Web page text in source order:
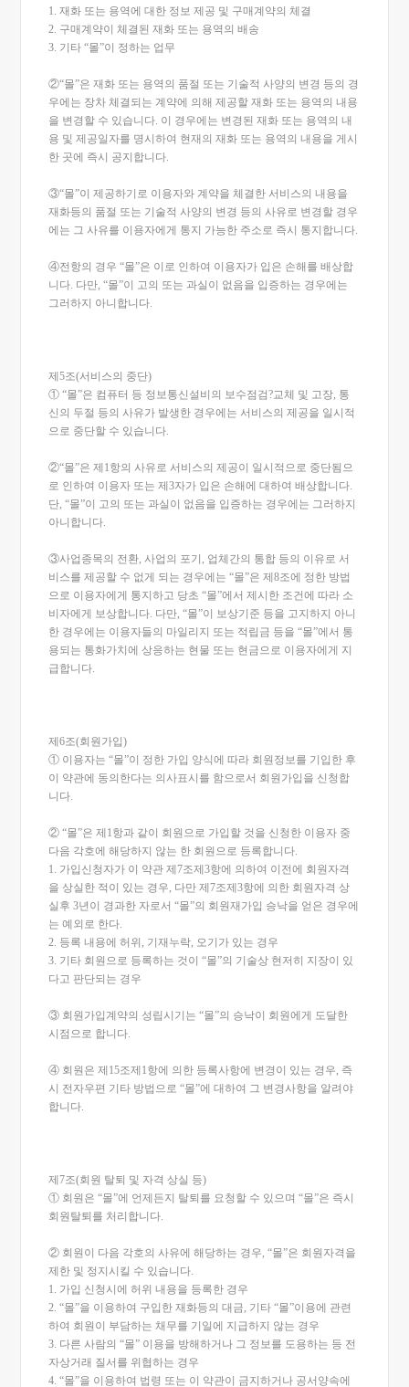
1. 재화 또는 용역에 대한 정보 제공 및 구매계약의 체결
2. 구매계약이 체결된 재화 또는 용역의 배송
3. 기타 “몰”이 정하는 업무
②“몰”은 재화 또는 용역의 품절 또는 기술적 사양의 변경 등의 경
우에는 장차 체결되는 계약에 의해 제공할 재화 또는 용역의 내용
을 변경할 수 있습니다. 이 경우에는 변경된 재화 또는 용역의 내
용 및 제공일자를 명시하여 현재의 재화 또는 용역의 내용을 게시
한 곳에 즉시 공지합니다.
③“몰”이 제공하기로 이용자와 계약을 체결한 서비스의 내용을
재화등의 품절 또는 기술적 사양의 변경 등의 사유로 변경할 경우
에는 그 사유를 이용자에게 통지 가능한 주소로 즉시 통지합니다.
④전항의 경우 “몰”은 이로 인하여 이용자가 입은 손해를 배상합
니다. 다만, “몰”이 고의 또는 과실이 없음을 입증하는 경우에는
그러하지 아니합니다.
제5조(서비스의 중단)
① “몰”은 컴퓨터 등 정보통신설비의 보수점검?교체 및 고장, 통
신의 두절 등의 사유가 발생한 경우에는 서비스의 제공을 일시적
으로 중단할 수 있습니다.
②“몰”은 제1항의 사유로 서비스의 제공이 일시적으로 중단됨으
로 인하여 이용자 또는 제3자가 입은 손해에 대하여 배상합니다.
단, “몰”이 고의 또는 과실이 없음을 입증하는 경우에는 그러하지
아니합니다.
③사업종목의 전환, 사업의 포기, 업체간의 통합 등의 이유로 서
비스를 제공할 수 없게 되는 경우에는 “몰”은 제8조에 정한 방법
으로 이용자에게 통지하고 당초 “몰”에서 제시한 조건에 따라 소
비자에게 보상합니다. 다만, “몰”이 보상기준 등을 고지하지 아니
한 경우에는 이용자들의 마일리지 또는 적립금 등을 “몰”에서 통
용되는 통화가치에 상응하는 현물 또는 현금으로 이용자에게 지
급합니다.
제6조(회원가입)
① 이용자는 “몰”이 정한 가입 양식에 따라 회원정보를 기입한 후
이 약관에 동의한다는 의사표시를 함으로서 회원가입을 신청합
니다.
② “몰”은 제1항과 같이 회원으로 가입할 것을 신청한 이용자 중
다음 각호에 해당하지 않는 한 회원으로 등록합니다.
1. 가입신청자가 이 약관 제7조제3항에 의하여 이전에 회원자격
을 상실한 적이 있는 경우, 다만 제7조제3항에 의한 회원자격 상
실후 3년이 경과한 자로서 “몰”의 회원재가입 승낙을 얻은 경우에
는 예외로 한다.
2. 등록 내용에 허위, 기재누락, 오기가 있는 경우
3. 기타 회원으로 등록하는 것이 “몰”의 기술상 현저히 지장이 있
다고 판단되는 경우
③ 회원가입계약의 성립시기는 “몰”의 승낙이 회원에게 도달한
시점으로 합니다.
④ 회원은 제15조제1항에 의한 등록사항에 변경이 있는 경우, 즉
시 전자우편 기타 방법으로 “몰”에 대하여 그 변경사항을 알려야
합니다.
제7조(회원 탈퇴 및 자격 상실 등)
① 회원은 “몰”에 언제든지 탈퇴를 요청할 수 있으며 “몰”은 즉시
회원탈퇴를 처리합니다.
② 회원이 다음 각호의 사유에 해당하는 경우, “몰”은 회원자격을
제한 및 정지시킬 수 있습니다.
1. 가입 신청시에 허위 내용을 등록한 경우
2. “몰”을 이용하여 구입한 재화등의 대금, 기타 “몰”이용에 관련
하여 회원이 부담하는 채무를 기일에 지급하지 않는 경우
3. 다른 사람의 “몰” 이용을 방해하거나 그 정보를 도용하는 등 전
자상거래 질서를 위협하는 경우
4. “몰”을 이용하여 법령 또는 이 약관이 금지하거나 공서양속에